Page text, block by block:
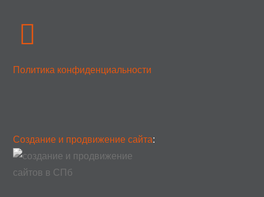
Политика конфиденциальности
Создание и продвижение сайта: